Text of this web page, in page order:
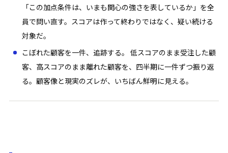
「この加点条件は、いまも関心の強さを表しているか」を全
員で問い直す。スコアは作って終わりではなく、疑い続ける
対象だ。
こぼれた顧客を一件、追跡する。 低スコアのまま受注した顧
客、高スコアのまま離れた顧客を、四半期に一件ずつ振り返
る。顧客像と現実のズレが、いちばん鮮明に見える。